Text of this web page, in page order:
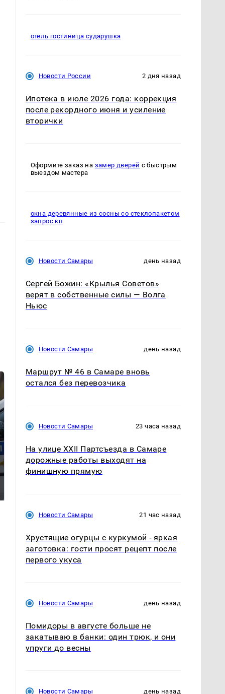
Где будет встреча
отель гостиница сударушка
Новости России 2 дня назад
Ипотека в июле 2026 года: коррекция
после рекордного июня и усиление
вторички
Оформите заказ на замер дверей с быстрым
выездом мастера
окна деревянные из сосны со стеклопакетом
запрос кп
Новости Самары день назад
Сергей Божин: «Крылья Советов»
верят в собственные силы — Волга
Ньюс
Новости Самары день назад
Маршрут № 46 в Самаре вновь
остался без перевозчика
Новости Самары 23 часа назад
На улице XXII Партсъезда в Самаре
дорожные работы выходят на
финишную прямую
Новости Самары 21 час назад
Хрустящие огурцы с куркумой - яркая
заготовка: гости просят рецепт после
первого укуса
Новости Самары день назад
Помидоры в августе больше не
закатываю в банки: один трюк, и они
упруги до весны
Новости Самары день назад